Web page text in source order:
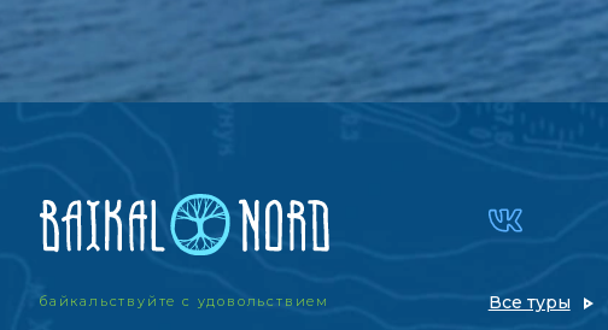
байкальствуйте с удовольствием Все туры